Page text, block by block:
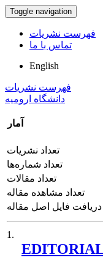
Toggle navigation
فهرست نشریات
تماس با ما
English
فهرست نشریات
دانشگاه ارومیه
آمار
تعداد نشریات
تعداد شماره‌ها
تعداد مقالات
تعداد مشاهده مقاله
دریافت فایل اصل مقاله
1.